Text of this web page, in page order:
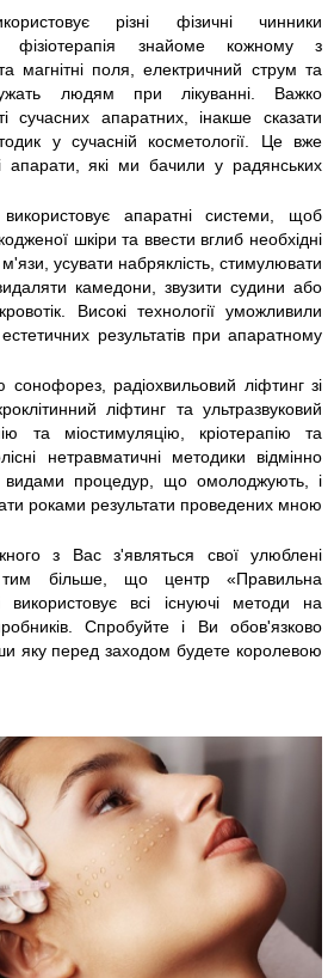
різні фізичні чинники
фізіотерапія знайоме кожному з
магнітні поля, електричний струм та
людям при лікуванні. Важко
сучасних апаратних, інакше сказати
у сучасній косметології. Це вже
апарати, які ми бачили у радянських
використовує апаратні системи, щоб
шкіри та ввести вглиб необхідні
усувати набряклість, стимулювати
камедони, звузити судини або
Високі технології уможливили
результатів при апаратному
радіохвильовий ліфтинг зі
ліфтинг та ультразвуковий
та міостимуляцію, кріотерапію та
нетравматичні методики відмінно
видами процедур, що омолоджують, і
роками результати проведених мною
з Вас з'являться свої улюблені
тим більше, що центр «Правильна
використовує всі існуючі методи на
Спробуйте і Ви обов'язково
яку перед заходом будете королевою